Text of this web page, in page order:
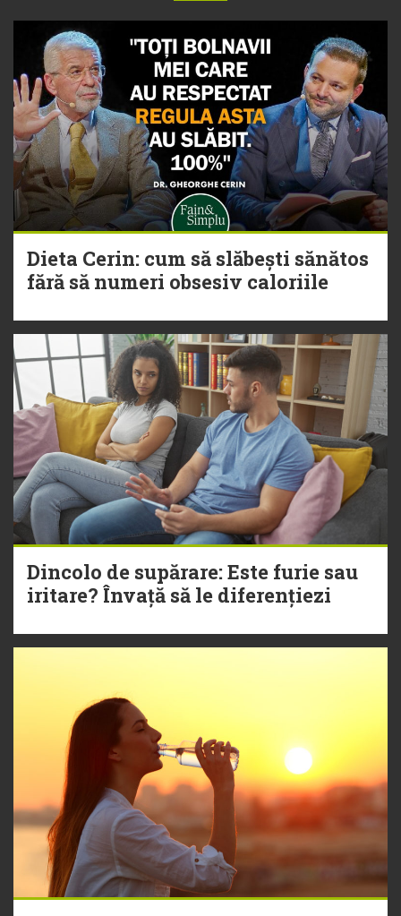
Dieta Cerin: cum să slăbești sănătos
fără să numeri obsesiv caloriile
Dincolo de supărare: Este furie sau
iritare? Învață să le diferențiezi